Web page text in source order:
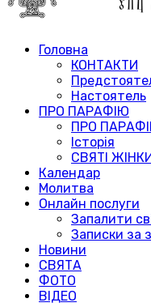
Головна
КОНТАКТИ
Настоятель
ПРО ПАРАФІЮ
ПРО
Історія
СВЯТІ
Календар
Молитва
Онлайн послуги
Запалити
Записки за
Новини
СВЯТА
ФОТО
ВІДЕО